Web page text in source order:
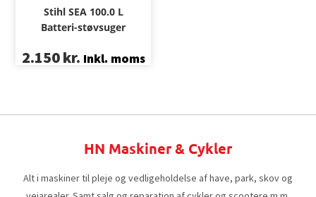
Stihl SEA 100.0 L
Batteri-støvsuger
2.150kr. Inkl. moms
HN Maskiner & Cykler
Alt i maskiner til pleje og vedligeholdelse af have, park, skov og